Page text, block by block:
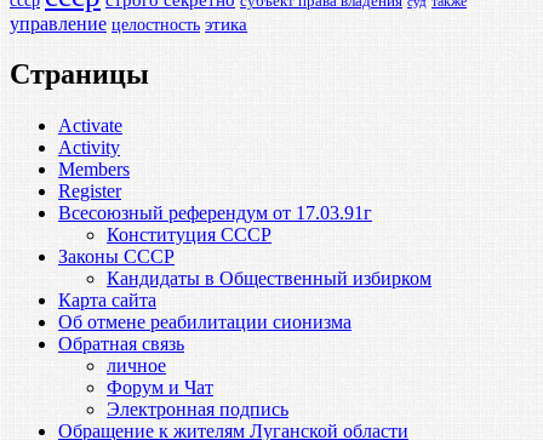
управление целостность этика
Страницы
Activate
Activity
Members
Register
Всесоюзный референдум от 17.03.91г
Конституция СССР
Законы СССР
Кандидаты в Общественный избирком
Карта сайта
Об отмене реабилитации сионизма
Обратная связь
личное
Форум и Чат
Электронная подпись
Обращение к жителям Луганской области